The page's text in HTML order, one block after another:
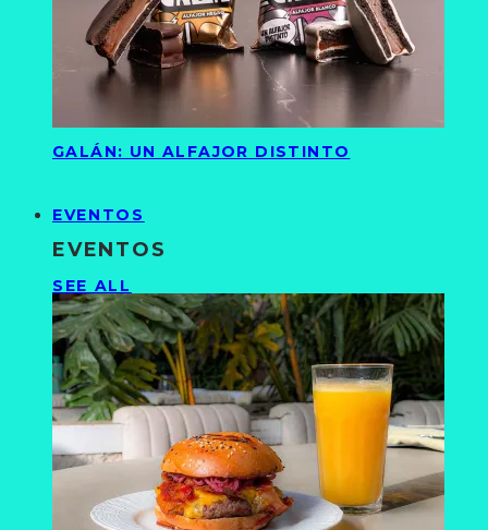
GALÁN: UN ALFAJOR DISTINTO
EVENTOS
EVENTOS
SEE ALL